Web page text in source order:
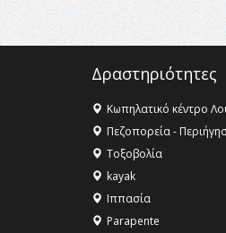
Δραστηριότητες
Κωπηλατικό κέντρο
Πεζοπορεία -
Τοξοβολία
kayak
Ιππασία
Parapente